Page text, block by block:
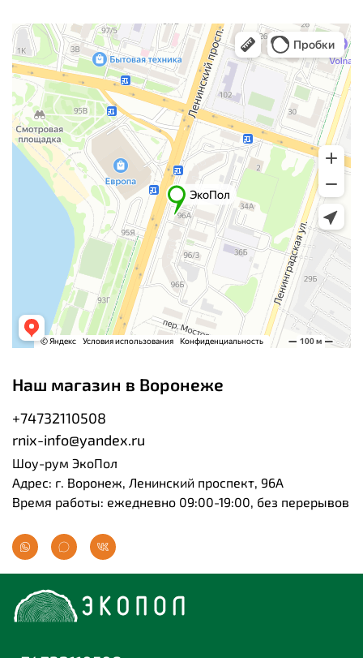
Наш магазин в Воронеже
+74732110508
rnix-info@yandex.ru
Шоу-рум ЭкоПол
Адрес: г. Воронеж, Ленинский проспект, 96А
Время работы: ежедневно 09:00-19:00, без перерывов